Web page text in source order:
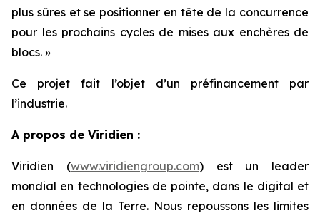
plus sûres et se positionner en tête de la concurrence
pour les prochains cycles de mises aux enchères de
blocs. »
Ce projet fait l’objet d’un préfinancement par
l’industrie.
A propos de Viridien :
Viridien (www.viridiengroup.com) est un leader
mondial en technologies de pointe, dans le digital et
en données de la Terre. Nous repoussons les limites